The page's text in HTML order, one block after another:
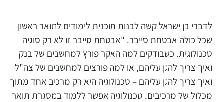
לדברי בן ישראל קשה לבנות תוכנית לימודים לתואר ראשון
שכל כולה אבטחת סייבר. "אבטחת סייבר זו לא רק סוגיה
טכנולוגית. כשבודקים למה האקר פורץ למחשבים של בנק
ואיך צריך להגן עליהם, או למה פורצים למחשבים של צה"ל
ואיך צריך להגן עליהם – טכנולוגיה היא רק מרכיב אחד מתוך
מכלול של מרכיבים. טכנולוגיה אפשר ללמוד במסגרת תואר